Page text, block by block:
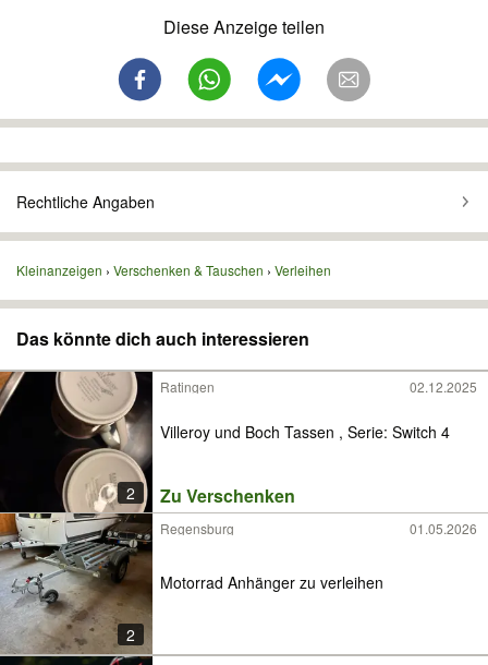
Diese Anzeige teilen
Rechtliche Angaben
Kleinanzeigen Verschenken & Tauschen Verleihen
Das könnte dich auch interessieren
2
Ratingen 02.12.2025
Villeroy und Boch Tassen , Serie: Switch 4
Zu Verschenken
2
Regensburg 01.05.2026
Motorrad Anhänger zu verleihen